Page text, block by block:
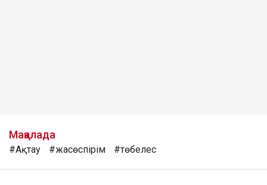
Мақалада
#Ақтау #жасөспірім #төбелес